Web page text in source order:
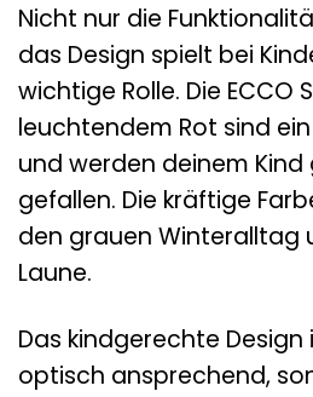
Nicht nur die
das Design spielt bei
wichtige Rolle. Die ECCO
leuchtendem Rot sind
und werden deinem
gefallen. Die kräftige
den grauen Winteralltag
Laune.
Das kindgerechte
optisch ansprechend,